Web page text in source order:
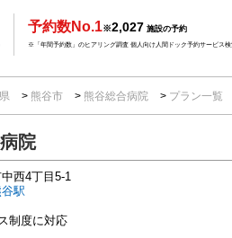
予約数No.1※2,027 施設の予約
※「年間予約数」のヒアリング調査 個人向け人間ドック予約サービス
熊谷市 熊谷総合病院 プラン一覧
院
西4丁目5-1
駅
制度に対応